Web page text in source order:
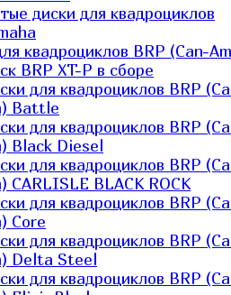
диски для квадроциклов
квадроциклов BRP (Can-
BRP XT-P в сборе
для квадроциклов BRP
Battle
для квадроциклов BRP
Black Diesel
для квадроциклов BRP
CARLISLE BLACK ROCK
для квадроциклов BRP
Core
для квадроциклов BRP
Delta Steel
для квадроциклов BRP